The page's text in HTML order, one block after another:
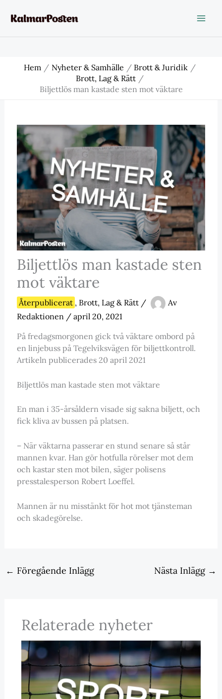
Hem Nyheter & Samhälle
Brott & Juridik
Brott, Lag & Rätt
Biljettlös man kastade sten mot väktare
Biljettlös man kastade sten
mot väktare
Återpublicerat , Brott, Lag & Rätt/
Av
Redaktionen / april 20, 2021
På fredagsmorgonen gick två väktare ombord på
en linjebuss på Tegelviksvägen för biljettkontroll.
Artikeln publicerades 20 april 2021
Biljettlös man kastade sten mot väktare
En man i 35-årsåldern visade sig sakna biljett, och
fick kliva av bussen på platsen.
– När väktarna passerar en stund senare så står
mannen kvar. Han gör hotfulla rörelser mot dem
och kastar sten mot bilen, säger polisens
presstalesperson Robert Loeffel.
Mannen är nu misstänkt för hot mot tjänsteman
och skadegörelse.
← Föregående Inlägg Nästa Inlägg →
Relaterade nyheter